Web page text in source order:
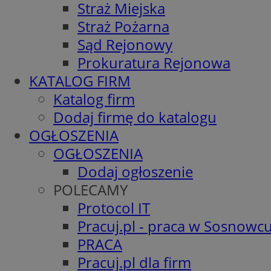
Straż Miejska
Straż Pożarna
Sąd Rejonowy
Prokuratura Rejonowa
KATALOG FIRM
Katalog firm
Dodaj firmę do katalogu
OGŁOSZENIA
OGŁOSZENIA
Dodaj ogłoszenie
POLECAMY
Protocol IT
Pracuj.pl - praca w
PRACA
Pracuj.pl dla firm